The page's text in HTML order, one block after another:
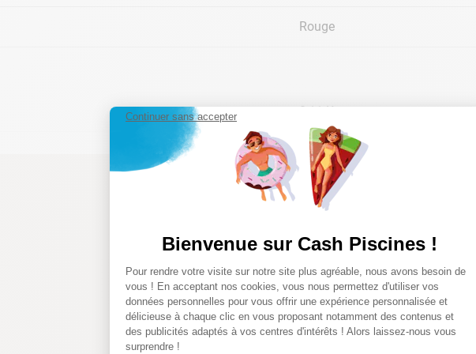
Lire la suite
Rouge
0,11 Kg
Continuer sans accepter
Bienvenue sur Cash Piscines !
Plateforme de Gestion du
Pour rendre votre visite sur notre site plus agréable, nous avons besoin de
vous ! En acceptant nos cookies, vous nous permettez d'utiliser vos
données personnelles pour vous offrir une expérience personnalisée et
délicieuse à chaque clic en vous proposant notamment des contenus et
des publicités adaptés à vos centres d'intérêts ! Alors laissez-nous vous
surprendre !
Axeptio consent